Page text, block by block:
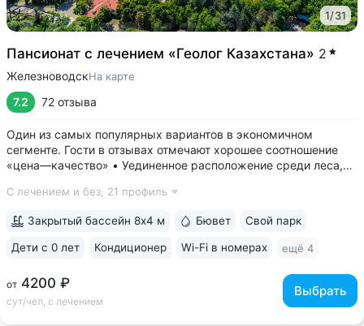
1/31
Пансионат с лечением «Геолог Казахстана» 2
ЖелезноводскНа карте
7.2 72 отзыва
Один из самых популярных вариантов в экономичном
сегменте. Гости в отзывах отмечают хорошее соотношение
«цена—качество» • Уединенное расположение среди леса,
заповедника 6 га с цветущими деревьями, беседками,
С лечением и без, 21 профиль
от 4200 ₽
сут/чел, с лечением
Выбрать
Закрытый бассейн 8х4 м Бювет Свой парк
Дети с 0 лет Кондиционер Wi-Fi в номерах ещё 4